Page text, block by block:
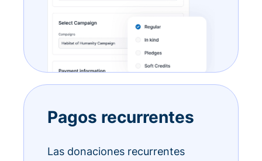
Pagos recurrentes
Las donaciones recurrentes